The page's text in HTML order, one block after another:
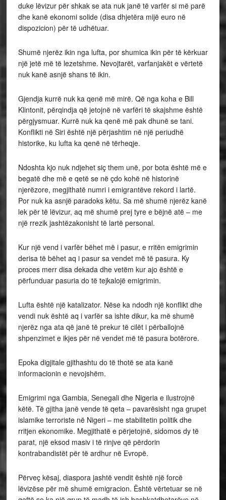
duke lëvizur për shkak se ata nuk janë të varfër si më parë
dhe kanë ekonomi solide (disa dhjetëra mijë euro në
dispozicion) për të udhëtuar.
Shumë njerëz ikin nga lufta, por shumica ikin për të kërkuar
një jetë më të lezetshme. Nevojtarët, varfanjakët e vërtetë
nuk kanë asnjë shans të ikin.
Gjendja kurrë nuk ka qenë më mirë. Që nga koha e Bill
Klintonit, përqindja që jetojnë në varfëri të skajshme është
përgjysmuar. Kurrë nuk ka qenë më pak dhunë se tani.
Konflikti në Siri është një përjashtim në një periudhë
historike, ku lufta ka qenë në tërheqje.
Ndoshta kjo nuk ndjehet siç them unë, por bota është më e
begatë dhe më e qetë se në çdo kohë në historinë
njerëzore, megjithatë numri i emigrantëve rekord i lartë.
Por nuk ka asnjë paradoks këtu. Sa më shumë njerëz kanë
lek për të lëvizur, aq më shumë prej tyre e bëjnë atë – me
një rrezik jashtëzakonisht të lartë personal.
Kur një vend i varfër bëhet më i pasur, e rritën emigrimin
derisa të bëhet aq i pasur sa vendet më të pasura. Ky
proces merr disa dekada dhe vetëm kur ajo është e
përfunduar pasuria do të tejkalojë emigrimin.
Lufta është një katalizator. Nëse ka ndodh një konflikt dhe
vendi nuk është aq i varfër sa ishte dikur, ka më shumë
njerëz nga ata që janë të prekur të cilët i përballojnë
shpenzimet e ikjes për në vendet më të pasura botërore.
Epoka digjitale gjithashtu do të thotë se ata kanë
informacionin e nevojshëm.
Emigrimi nga Gambia, Senegali dhe Nigeria e ilustrojnë
këtë. Të gjitha janë vende të qeta – pavarësisht nga grupet
islamike terroriste në Nigeri – me stabilitetin politik dhe
rritjen ekonomike. Megjithatë e përjetojnë, sidomos dy të
parat, një eksod masiv i të rinjve që përdorin
kontrabandistët për të ardhur në Evropë.
Përveç kësaj, diaspora jashtë vendit është një forcë
lëvizëse për më shumë emigracion. Është vërtetuar se në